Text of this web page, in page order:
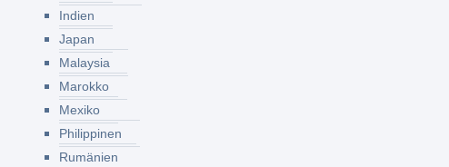
Indien
Japan
Malaysia
Marokko
Mexiko
Philippinen
Rumänien